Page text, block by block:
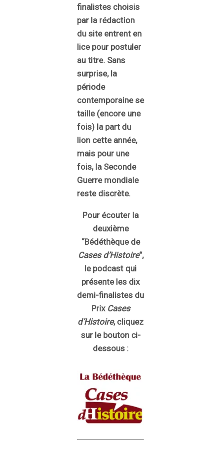
finalistes choisis
par la rédaction
du site entrent en
lice pour postuler
au titre. Sans
surprise, la
période
contemporaine se
taille (encore une
fois) la part du
lion cette année,
mais pour une
fois, la Seconde
Guerre mondiale
reste discrète.
Pour écouter la
deuxième
“Bédéthèque de
Cases d’Histoire“,
le podcast qui
présente les dix
demi-finalistes du
Prix Cases
d’Histoire, cliquez
sur le bouton ci-
dessous :